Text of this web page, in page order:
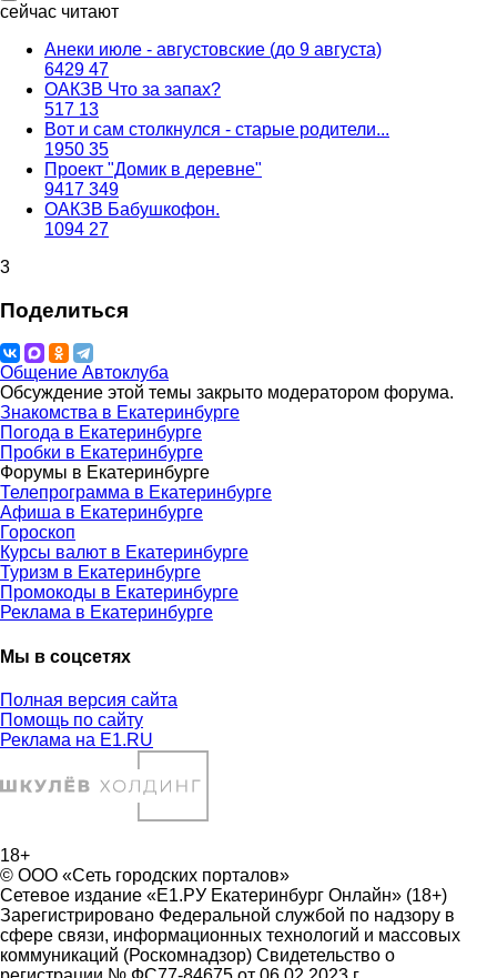
сейчас читают
Анеки июле - августовские (до 9 августа)
6429 47
ОАКЗВ Что за запах?
517 13
Вот и сам столкнулся - старые родители...
1950 35
Проект "Домик в деревне"
9417 349
ОАКЗВ Бабушкофон.
1094 27
3
Поделиться
Общение Автоклуба
Обсуждение этой темы закрыто модератором форума.
Знакомства в Екатеринбурге
Погода в Екатеринбурге
Пробки в Екатеринбурге
Форумы в Екатеринбурге
Телепрограмма в Екатеринбурге
Афиша в Екатеринбурге
Гороскоп
Курсы валют в Екатеринбурге
Туризм в Екатеринбурге
Промокоды в Екатеринбурге
Реклама в Екатеринбурге
Мы в соцсетях
Полная версия сайта
Помощь по сайту
Реклама на E1.RU
18+
© ООО «Сеть городских порталов»
Сетевое издание «Е1.РУ Екатеринбург Онлайн» (18+)
Зарегистрировано Федеральной службой по надзору в
сфере связи, информационных технологий и массовых
коммуникаций (Роскомнадзор) Свидетельство о